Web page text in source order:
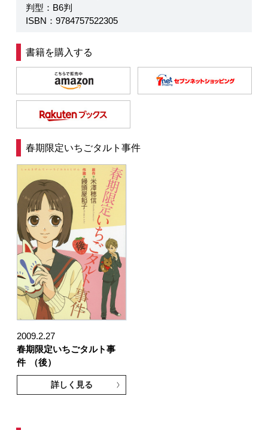
判型：B6判
ISBN：9784757522305
書籍を購入する
春期限定いちごタルト事件
2009.2.27
春期限定いちごタルト事
件
（後）
詳しく見る